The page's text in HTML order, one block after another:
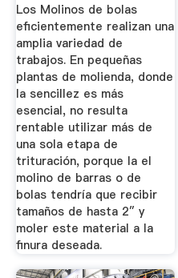
Los Molinos de bolas
eficientemente realizan una
amplia variedad de
trabajos. En pequeñas
plantas de molienda, donde
la sencillez es más
esencial, no resulta
rentable utilizar más de
una sola etapa de
trituración, porque la el
molino de barras o de
bolas tendría que recibir
tamaños de hasta 2″ y
moler este material a la
finura deseada.